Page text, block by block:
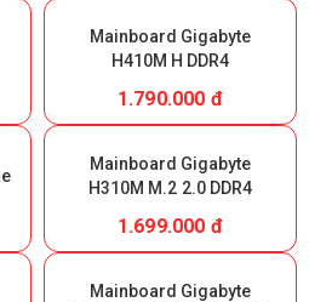
Mainboard Gigabyte
H410M H DDR4
1.790.000 đ
Mainboard Gigabyte
H310M M.2 2.0 DDR4
1.699.000 đ
Mainboard Gigabyte